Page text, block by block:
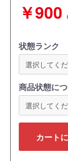
￥900
状態ランク
商品状態に
カート